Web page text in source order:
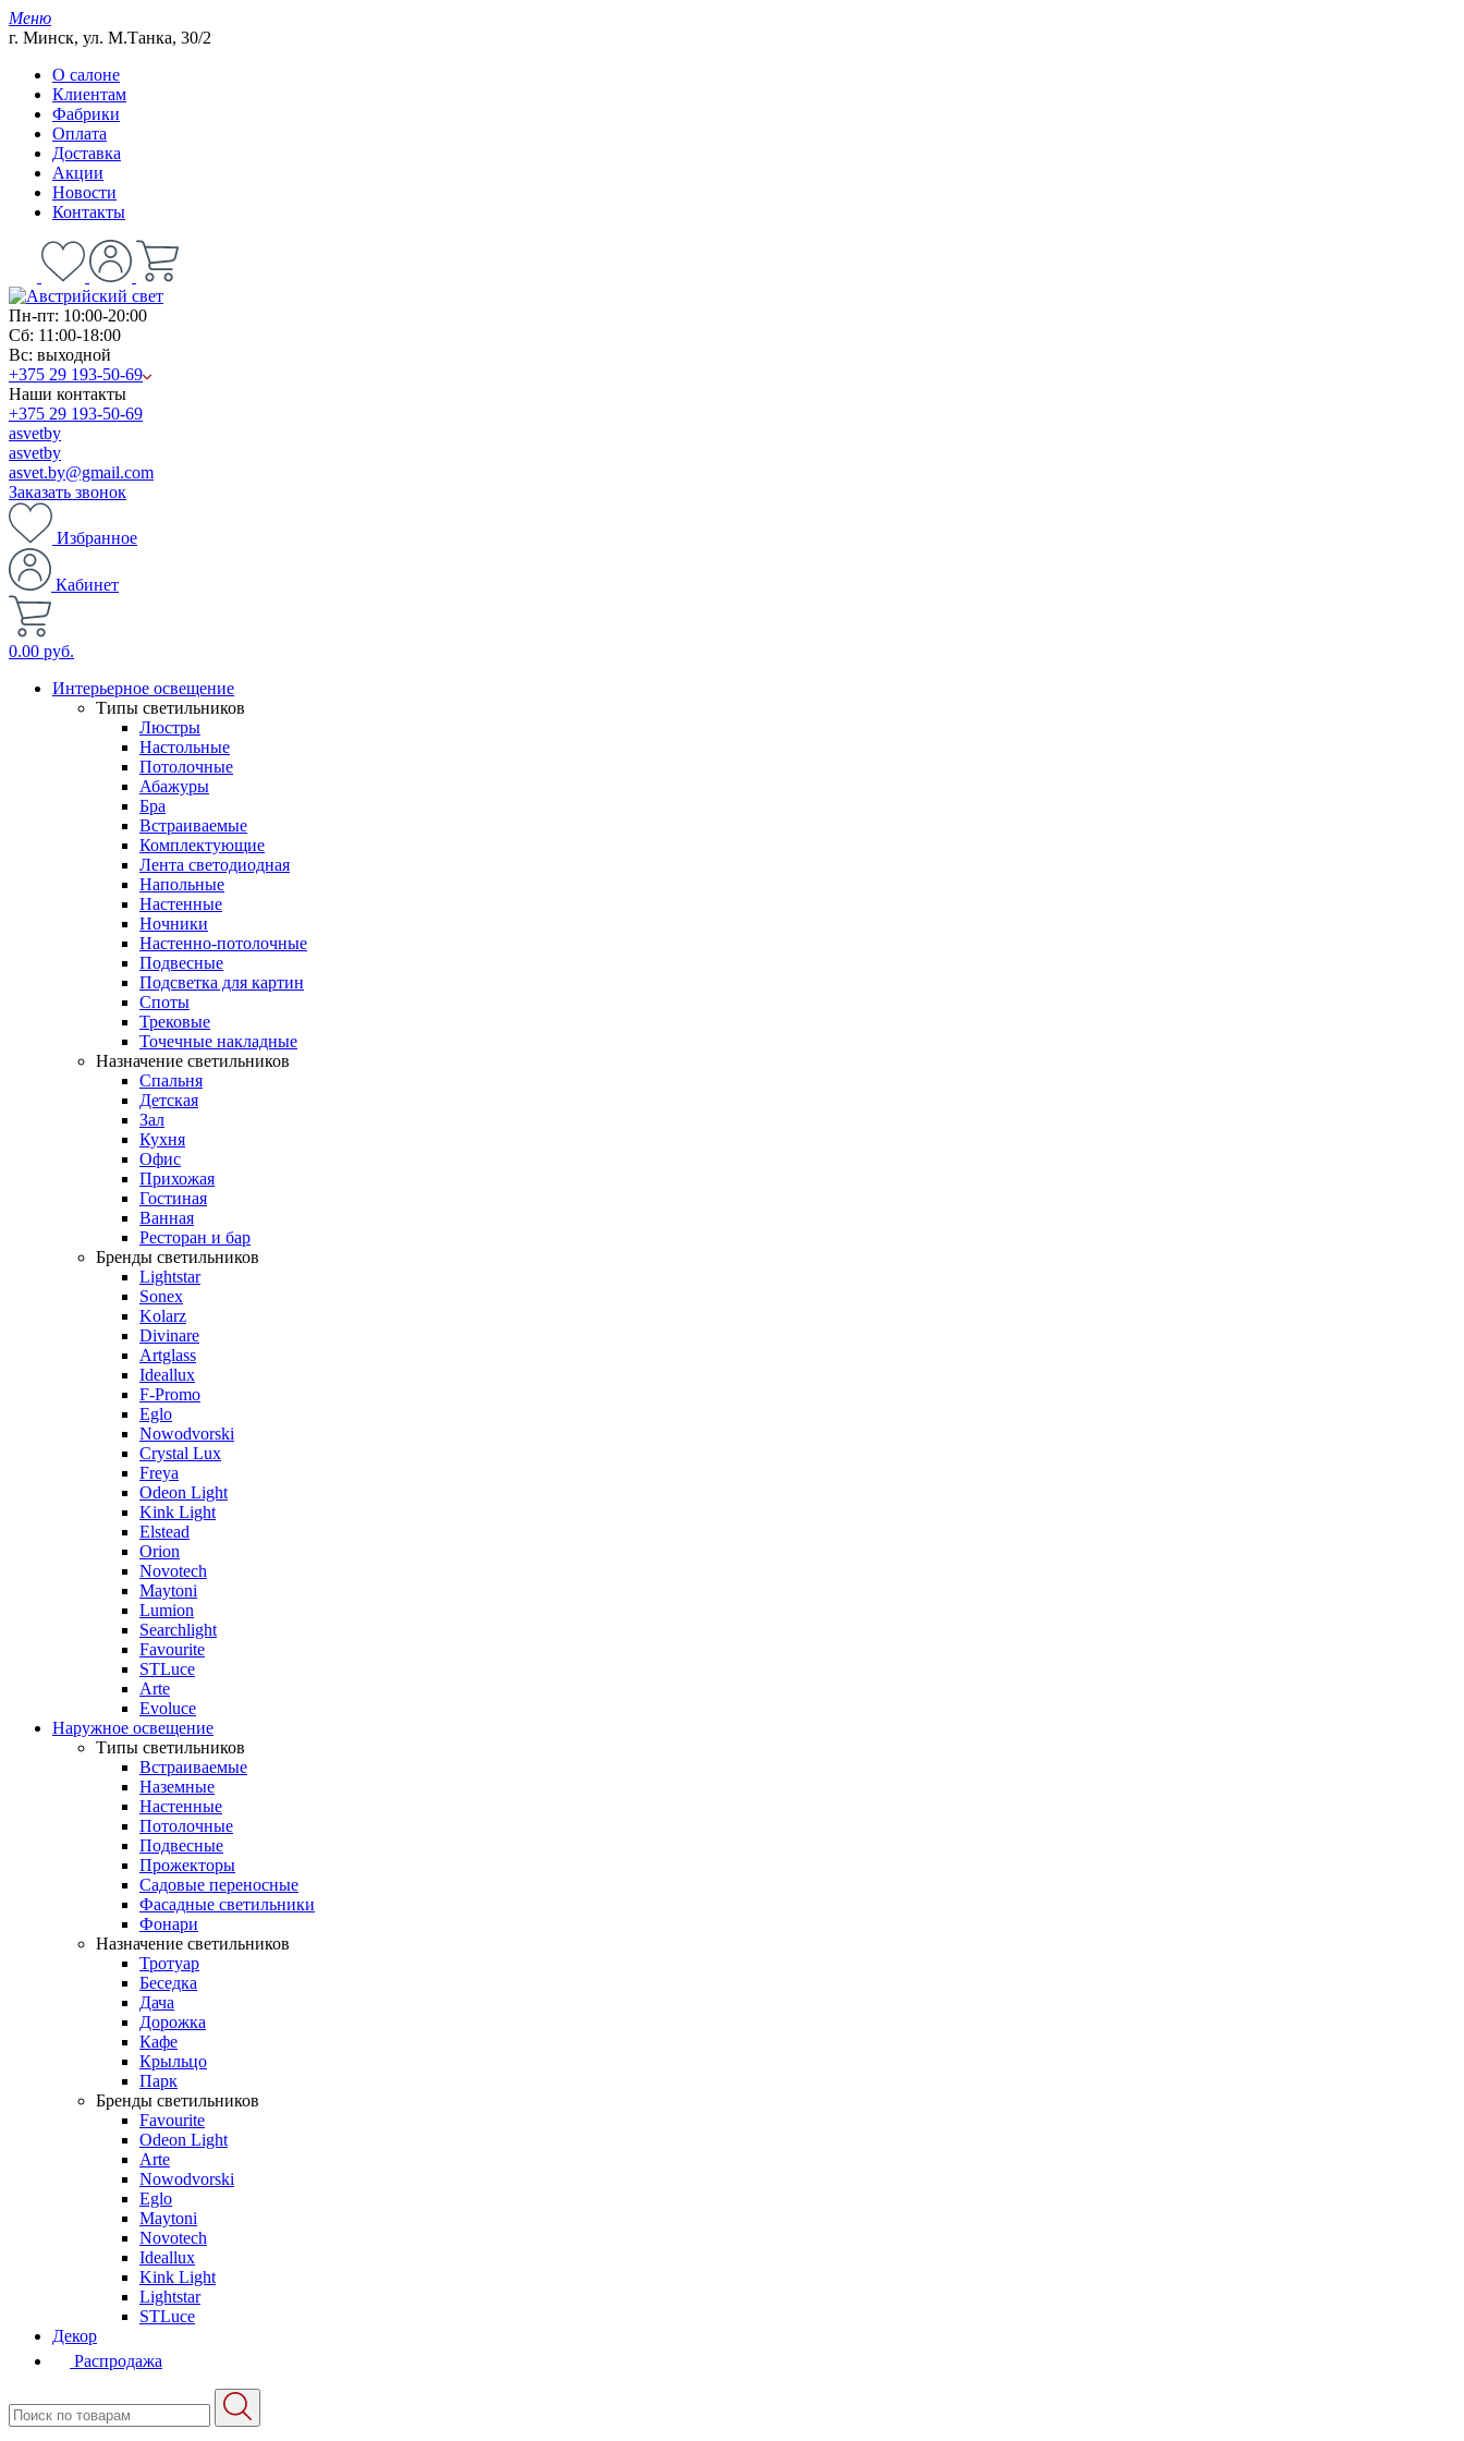
Меню
г. Минск, ул. М.Танка, 30/2
О салоне
Клиентам
Фабрики
Оплата
Доставка
Акции
Новости
Контакты
Пн-пт: 10:00-20:00
Сб: 11:00-18:00
Вс: выходной
+375 29 193-50-69
Наши контакты
+375 29 193-50-69
asvetby
asvetby
asvet.by@gmail.com
Заказать звонок
Избранное
Кабинет
0.00 руб.
Интерьерное освещение
Типы светильников
Люстры
Настольные
Потолочные
Абажуры
Бра
Встраиваемые
Комплектующие
Лента светодиодная
Напольные
Настенные
Ночники
Настенно-потолочные
Подвесные
Подсветка для картин
Споты
Трековые
Точечные накладные
Назначение светильников
Спальня
Детская
Зал
Кухня
Офис
Прихожая
Гостиная
Ванная
Ресторан и бар
Бренды светильников
Lightstar
Sonex
Kolarz
Divinare
Artglass
Ideallux
F-Promo
Eglo
Nowodvorski
Crystal Lux
Freya
Odeon Light
Kink Light
Elstead
Orion
Novotech
Maytoni
Lumion
Searchlight
Favourite
STLuce
Arte
Evoluce
Наружное освещение
Типы светильников
Встраиваемые
Наземные
Настенные
Потолочные
Подвесные
Прожекторы
Садовые переносные
Фасадные светильники
Фонари
Назначение светильников
Тротуар
Беседка
Дача
Дорожка
Кафе
Крыльцо
Парк
Бренды светильников
Favourite
Odeon Light
Arte
Nowodvorski
Eglo
Maytoni
Novotech
Ideallux
Kink Light
Lightstar
STLuce
Декор
Распродажа